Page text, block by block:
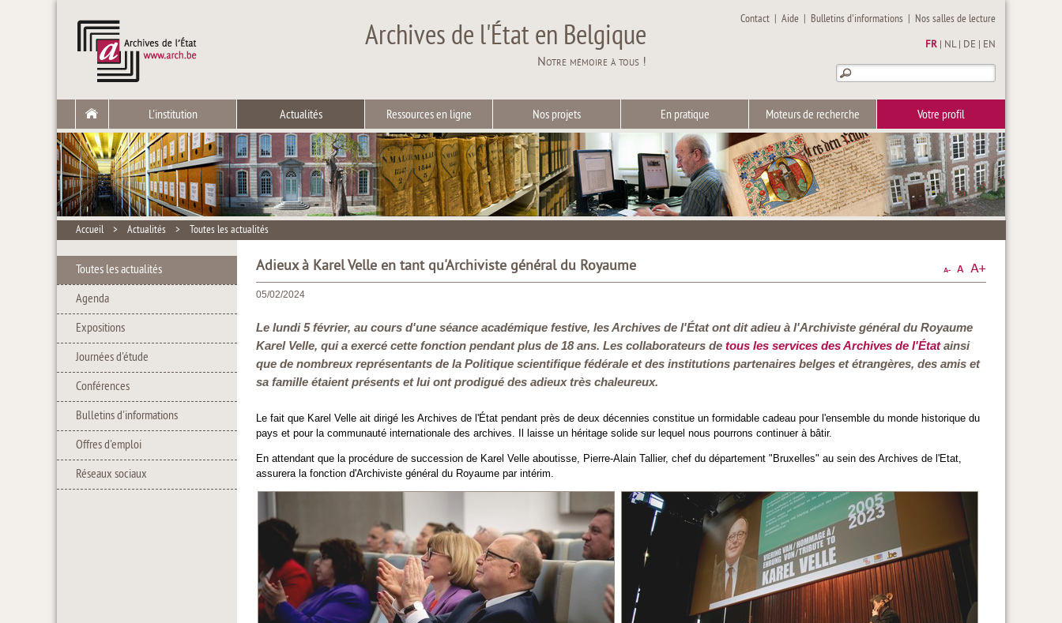
Archives de l'État en Belgique
Notre mémoire à tous !
Contact |Aide | Bulletins d'informations | Nos salles de lecture
FR NL| DE EN
L'institution Actualités Ressources en ligne Nos projets En pratique Moteurs de recherche Votre profil
Accueil > Actualités > Toutes les actualités
Toutes les actualités
Agenda
Expositions
Journées d'étude
Conférences
Bulletins d'informations
Offres d'emploi
Réseaux sociaux
Adieux à Karel Velle en tant qu'Archiviste général du Royaume
05/02/2024
Le lundi 5 février, au cours d'une séance académique festive, les Archives de l'État ont dit adieu à l'Archiviste général du Royaume
Karel Velle, qui a exercé cette fonction pendant plus de 18 ans. Les collaborateurs de tous les services des Archives de l'Étatainsi
que de nombreux représentants de la Politique scientifique fédérale et des institutions partenaires belges et étrangères, des amis et
sa famille étaient présents et lui ont prodigué des adieux très chaleureux.
Le fait que Karel Velle ait dirigé les Archives de l'État pendant près de deux décennies constitue un formidable cadeau pour l'ensemble du monde historique du
pays et pour la communauté internationale des archives. Il laisse un héritage solide sur lequel nous pourrons continuer à bâtir.
En attendant que la procédure de succession de Karel Velle aboutisse, Pierre-Alain Tallier, chef du département "Bruxelles" au sein des Archives de l'Etat,
assurera la fonction d'Archiviste général du Royaume par intérim.